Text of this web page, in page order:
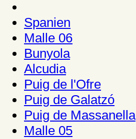
Spanien
Malle 06
Bunyola
Alcudia
Puig de l'Ofre
Puig de Galatzó
Puig de Massanella
Malle 05